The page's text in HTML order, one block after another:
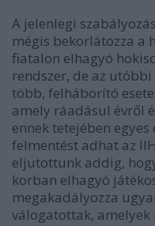
A jelenlegi
mégis bekorlátozza a
fiatalon elhagyó
rendszer, de az
több, felháborító
amely ráadásul évről
ennek tetejében
felmentést adhat az
eljutottunk addig,
korban elhagyó
megakadályozza
válogatottak, amelyek